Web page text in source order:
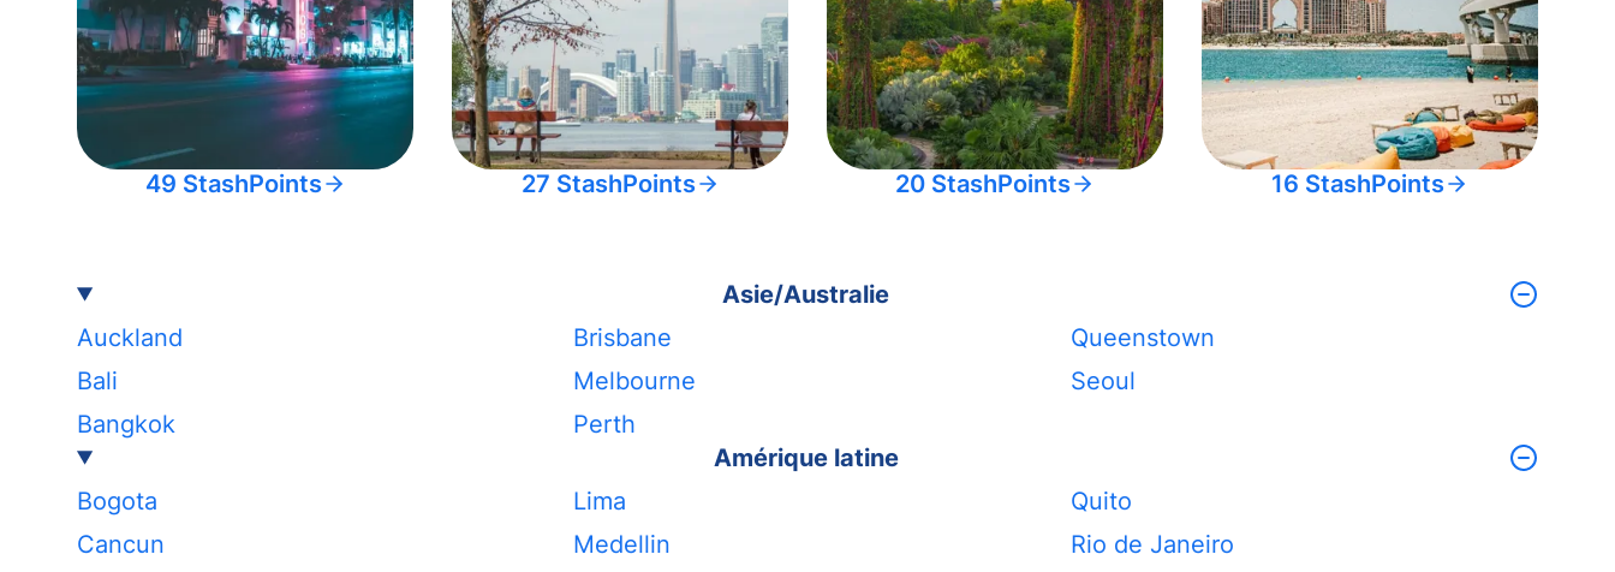
49 StashPoints 27 StashPoints 20 StashPoints 16 StashPoints
Asie/Australie
Auckland
Bali
Bangkok
Brisbane
Melbourne
Perth
Queenstown
Seoul
Amérique latine
Bogota
Cancun
Lima
Medellin
Quito
Rio de Janeiro